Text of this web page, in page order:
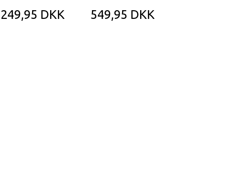
249,95 DKK 549,95 DKK